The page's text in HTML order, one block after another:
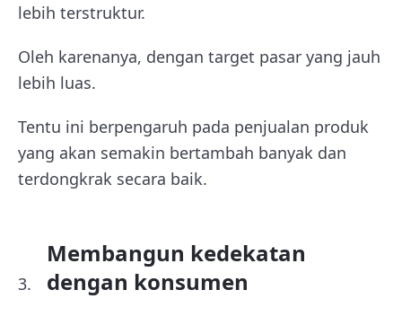
lebih terstruktur.
Oleh karenanya, dengan target pasar yang jauh
lebih luas.
Tentu ini berpengaruh pada penjualan produk
yang akan semakin bertambah banyak dan
terdongkrak secara baik.
Membangun kedekatan
dengan konsumen